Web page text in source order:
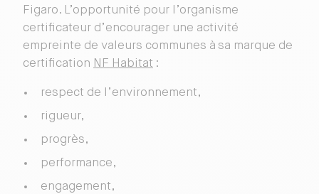
Figaro. L’opportunité pour l’organisme
certificateur d’encourager une activité
empreinte de valeurs communes à sa marque de
certification NF Habitat :
respect de l’environnement,
rigueur,
progrès,
performance,
engagement,